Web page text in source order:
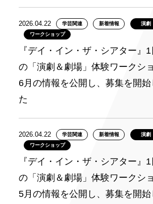
2026.04.22 学芸関連 新着情報
演劇
ワークショップ
『デイ・イン・ザ・シアター』1
の「演劇＆劇場」体験ワークシ
6月の情報を公開し、募集を開始
た
2026.04.22 学芸関連 新着情報
演劇
ワークショップ
『デイ・イン・ザ・シアター』1
の「演劇＆劇場」体験ワークシ
5月の情報を公開し、募集を開始